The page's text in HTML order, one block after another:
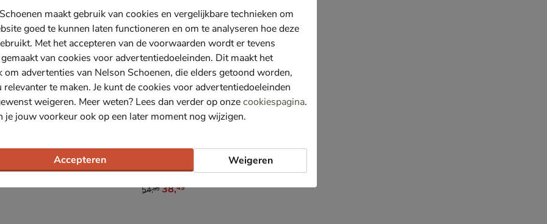
Babyschoenen - groen
van € 54,99 voor € 38,49
54,99 38,49
maakt gebruik van cookies en vergelijkbare technieken om
goed te kunnen laten functioneren en om te analyseren hoe deze
Met het accepteren van de voorwaarden wordt er tevens
van cookies voor advertentiedoeleinden. Dit maakt het
om advertenties van Nelson Schoenen, die elders getoond worden,
relevanter te maken. Je kunt de cookies voor advertentiedoeleinden
weigeren. Meer weten? Lees dan verder op onzecookiespagina.
je jouw voorkeur ook op een later moment nog wijzigen.
Accepteren Weigeren